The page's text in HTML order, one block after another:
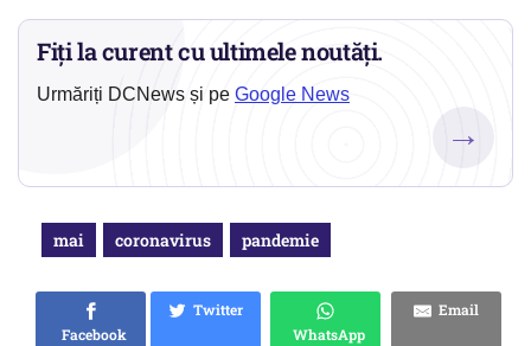
Fiți la curent cu ultimele noutăți.
Urmăriți DCNews și pe Google News
→
mai coronavirus pandemie
Facebook
Twitter
WhatsApp
Email